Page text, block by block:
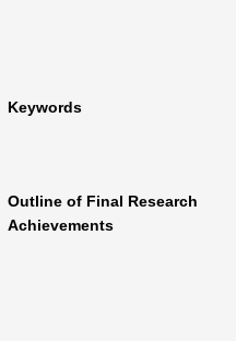
Keywords
Outline of Final Research
Achievements